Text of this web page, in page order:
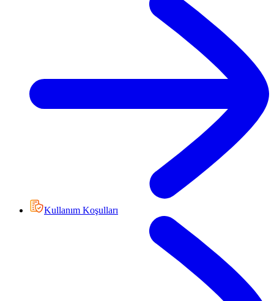
Kullanım Koşulları